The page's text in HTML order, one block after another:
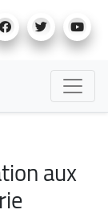
aux